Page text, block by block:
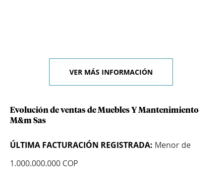
VER MÁS INFORMACIÓN
Evolución de ventas de Muebles Y Mantenimiento
M&m Sas
ÚLTIMA FACTURACIÓN REGISTRADA: Menor de
1.000.000.000 COP